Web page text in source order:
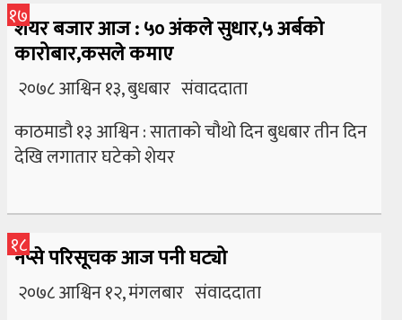
१७
शेयर बजार आज : ५० अंकले सुधार,५ अर्बको
कारोबार,कसले कमाए
२०७८ आश्विन १३, बुधबार संवाददाता
काठमाडौ १३ आश्विन : साताको चौथो दिन बुधबार तीन दिन
देखि लगातार घटेको शेयर
१८
नेप्से परिसूचक आज पनी घट्यो
२०७८ आश्विन १२, मंगलबार संवाददाता